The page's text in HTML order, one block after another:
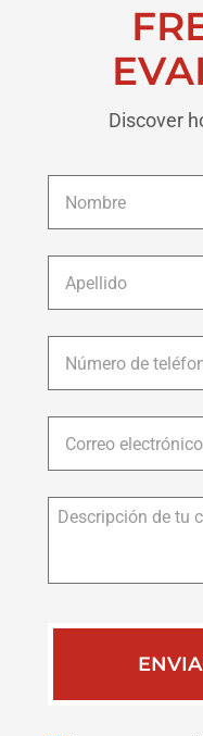
Discover
Nombre *
Apellido *
Número
de
teléfono *
Correo
electrónico *